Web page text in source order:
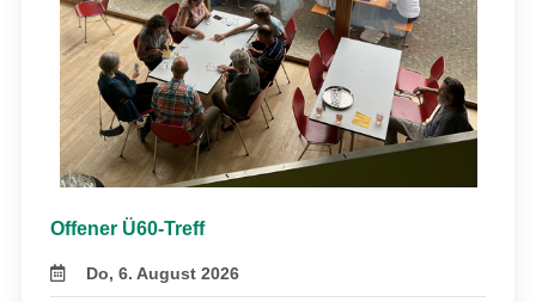
Offener Ü60-Treff
Do, 6. August 2026